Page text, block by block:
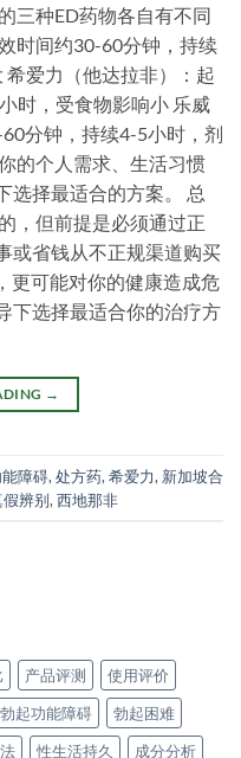
三种ED药物各自有不同
时间约30-60分钟，持续
爱力（他达拉非）：起
时，受食物影响小 乐威
分钟，持续4-5小时，剂
的个人需求、生活习惯
选择最适合的方案。 总
，但前提是必须通过正
或省钱从不正规渠道购买
更可能对你的健康造成危
下选择最适合你的治疗方
→
障碍, 处方药, 希爱力, 新加坡合
假辨别, 西地那非
产品评测
使用评价
勃起功能障碍
勃起困难
性生活持久
成分分析